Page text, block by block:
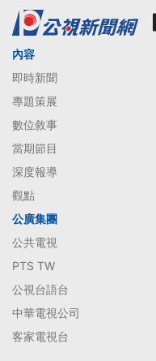
內容
即時新聞
專題策展
數位敘事
當期節目
深度報導
觀點
公廣集團
公共電視
PTS TW
公視台語台
中華電視公司
客家電視台